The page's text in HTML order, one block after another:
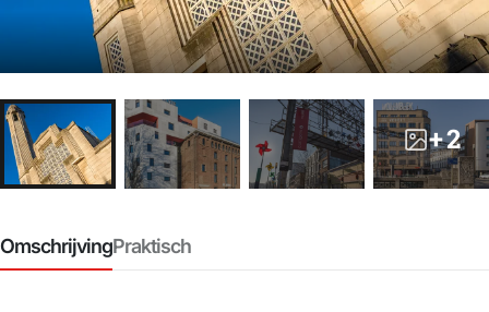
+ 2
OmschrijvingPraktisch